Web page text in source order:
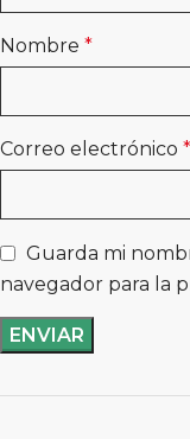
Nombre *
Correo electrónico *
Guarda mi
navegador para la